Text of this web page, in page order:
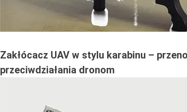
Zakłócacz UAV w stylu karabinu –
przeciwdziałania dronom